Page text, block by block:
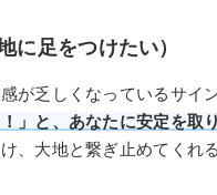
に足をつけたい）
が乏しくなっているサイ
」と、あなたに安定を取
、大地と繋ぎ止めてくれ